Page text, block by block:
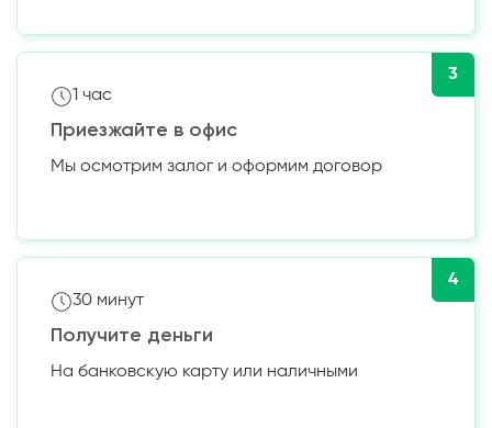
3
1 час
Приезжайте в офис
Мы осмотрим залог и оформим договор
4
30 минут
Получите деньги
На банковскую карту или наличными